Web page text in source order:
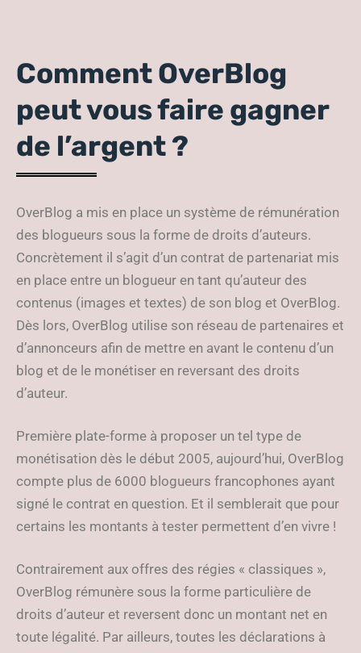
Comment OverBlog
peut vous faire gagner
de l’argent ?
OverBlog a mis en place un système de rémunération
des blogueurs sous la forme de droits d’auteurs.
Concrètement il s’agit d’un contrat de partenariat mis
en place entre un blogueur en tant qu’auteur des
contenus (images et textes) de son blog et OverBlog.
Dès lors, OverBlog utilise son réseau de partenaires et
d’annonceurs afin de mettre en avant le contenu d’un
blog et de le monétiser en reversant des droits
d’auteur.
Première plate-forme à proposer un tel type de
monétisation dès le début 2005, aujourd’hui, OverBlog
compte plus de 6000 blogueurs francophones ayant
signé le contrat en question. Et il semblerait que pour
certains les montants à tester permettent d’en vivre !
Contrairement aux offres des régies « classiques »,
OverBlog rémunère sous la forme particulière de
droits d’auteur et reversent donc un montant net en
toute légalité. Par ailleurs, toutes les déclarations à